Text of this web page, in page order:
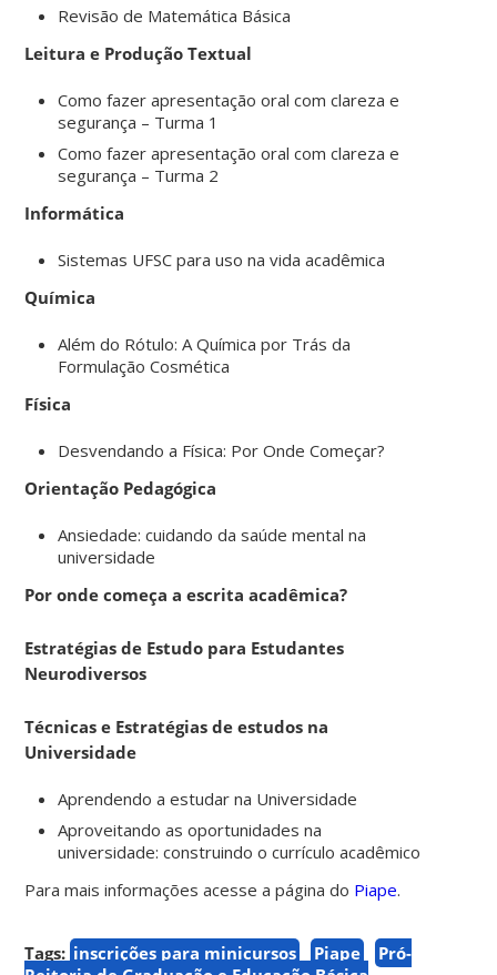
Revisão de Matemática Básica
Leitura e Produção Textual
Como fazer apresentação oral com clareza e
segurança – Turma 1
Como fazer apresentação oral com clareza e
segurança – Turma 2
Informática
Sistemas UFSC para uso na vida acadêmica
Química
Além do Rótulo: A Química por Trás da
Formulação Cosmética
Física
Desvendando a Física: Por Onde Começar?
Orientação Pedagógica
Ansiedade: cuidando da saúde mental na
universidade
Por onde começa a escrita acadêmica?
Estratégias de Estudo para Estudantes
Neurodiversos
Técnicas e Estratégias de estudos na
Universidade
Aprendendo a estudar na Universidade
Aproveitando as oportunidades na
universidade: construindo o currículo acadêmico
Para mais informações acesse a página do Piape.
Tags: inscrições para minicursos Piape
Pró-